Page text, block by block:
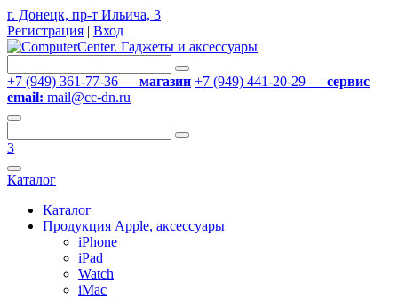
г. Донецк, пр-т Ильича, 3
Регистрация | Вход
+7 (949) 361-77-36 — магазин +7 (949) 441-20-29 — сервис
email: mail@cc-dn.ru
3
Каталог
Каталог
Продукция Apple, аксессуары
iPhone
iPad
Watch
iMac